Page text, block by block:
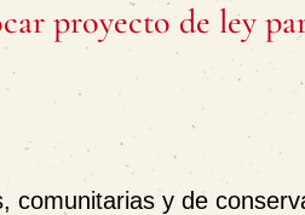
proyecto de ley
comunitarias y de